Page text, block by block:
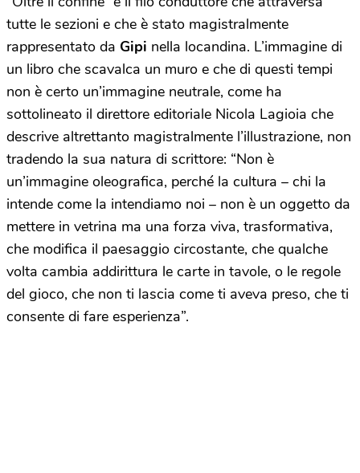
tutte le sezioni e che è stato magistralmente
rappresentato da Gipi nella locandina. L’immagine di
un libro che scavalca un muro e che di questi tempi
non è certo un’immagine neutrale, come ha
sottolineato il direttore editoriale Nicola Lagioia che
descrive altrettanto magistralmente l’illustrazione, non
tradendo la sua natura di scrittore: “Non è
un’immagine oleografica, perché la cultura – chi la
intende come la intendiamo noi – non è un oggetto da
mettere in vetrina ma una forza viva, trasformativa,
che modifica il paesaggio circostante, che qualche
volta cambia addirittura le carte in tavole, o le regole
del gioco, che non ti lascia come ti aveva preso, che ti
consente di fare esperienza”.